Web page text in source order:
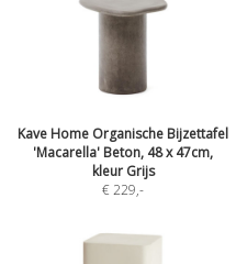
Kave Home Organische Bijzettafel
'Macarella' Beton, 48 x 47cm,
kleur Grijs
€ 229,-